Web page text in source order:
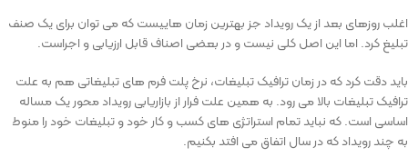
اغلب روزهای بعد از یک رویداد جز بهترین زمان هاییست که می توان برای یک صنف
تبلیغ کرد. اما این اصل کلی نیست و در بعضی اصناف قابل ارزیابی و اجراست.
باید دقت کرد که در زمان ترافیک تبلیغات، نرخ پلت فرم های تبلیغاتی هم به علت
ترافیک تبلیغات بالا می رود. به همین علت فرار از بازاریابی رویداد محور یک مساله
اساسی است. که نباید تمام استراتژی های کسب و کار خود و تبلیغات خود را منوط
به چند رویداد که در سال اتفاق می افتد بکنیم.